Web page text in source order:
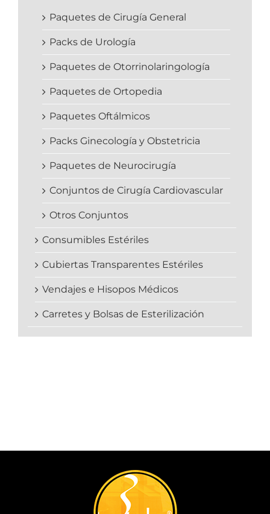
Paquetes de Cirugía General
Packs de Urología
Paquetes de Otorrinolaringología
Paquetes de Ortopedia
Paquetes Oftálmicos
Packs Ginecología y Obstetricia
Paquetes de Neurocirugía
Conjuntos de Cirugía Cardiovascular
Otros Conjuntos
Consumibles Estériles
Cubiertas Transparentes Estériles
Vendajes e Hisopos Médicos
Carretes y Bolsas de Esterilización